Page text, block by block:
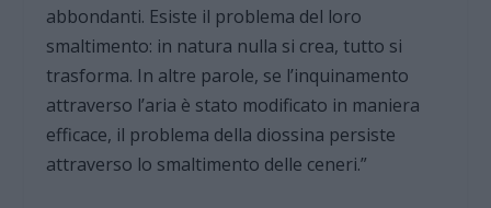
abbondanti. Esiste il problema del loro
smaltimento: in natura nulla si crea, tutto si
trasforma. In altre parole, se l’inquinamento
attraverso l’aria è stato modificato in maniera
efficace, il problema della diossina persiste
attraverso lo smaltimento delle ceneri.”